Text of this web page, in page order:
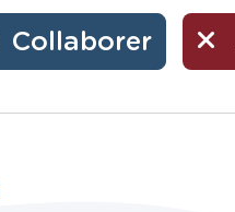
Collaborer